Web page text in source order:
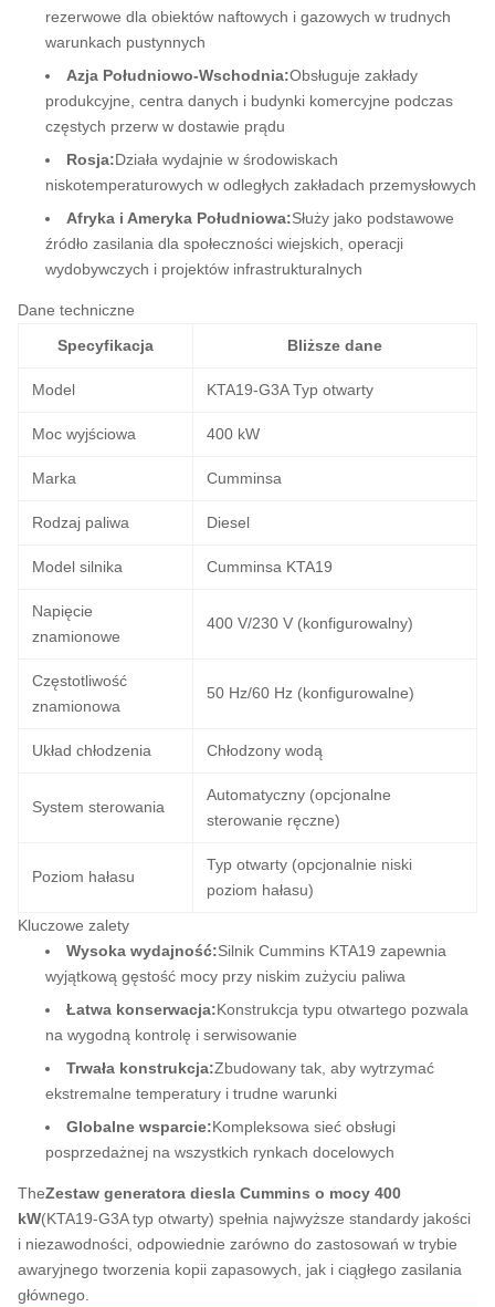
rezerwowe dla obiektów naftowych i gazowych w trudnych
warunkach pustynnych
Azja Południowo-Wschodnia:Obsługuje zakłady
produkcyjne, centra danych i budynki komercyjne podczas
częstych przerw w dostawie prądu
Rosja:Działa wydajnie w środowiskach
niskotemperaturowych w odległych zakładach przemysłowych
Afryka i Ameryka Południowa:Służy jako podstawowe
źródło zasilania dla społeczności wiejskich, operacji
wydobywczych i projektów infrastrukturalnych
Dane techniczne
Specyfikacja
Bliższe dane
Model KTA19-G3A Typ otwarty
Moc wyjściowa 400 kW
Marka Cumminsa
Rodzaj paliwa Diesel
Model silnika Cumminsa KTA19
Napięcie
znamionowe
400 V/230 V (konfigurowalny)
Częstotliwość
znamionowa
50 Hz/60 Hz (konfigurowalne)
Układ chłodzenia Chłodzony wodą
System sterowania
Automatyczny (opcjonalne
sterowanie ręczne)
Poziom hałasu
Typ otwarty (opcjonalnie niski
poziom hałasu)
Kluczowe zalety
Wysoka wydajność:Silnik Cummins KTA19 zapewnia
wyjątkową gęstość mocy przy niskim zużyciu paliwa
Łatwa konserwacja:Konstrukcja typu otwartego pozwala
na wygodną kontrolę i serwisowanie
Trwała konstrukcja:Zbudowany tak, aby wytrzymać
ekstremalne temperatury i trudne warunki
Globalne wsparcie:Kompleksowa sieć obsługi
posprzedażnej na wszystkich rynkach docelowych
TheZestaw generatora diesla Cummins o mocy 400
kW(KTA19-G3A typ otwarty) spełnia najwyższe standardy jakości
i niezawodności, odpowiednie zarówno do zastosowań w trybie
awaryjnego tworzenia kopii zapasowych, jak i ciągłego zasilania
głównego.